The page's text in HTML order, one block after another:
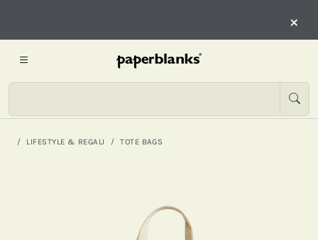
×
LIFESTYLE & REGALI TOTE BAGS